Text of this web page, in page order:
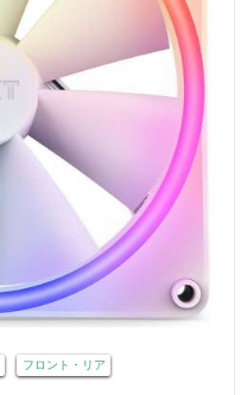
フロント・リア